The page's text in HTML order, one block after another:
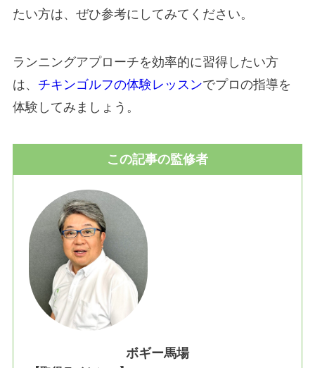
たい方は、ぜひ参考にしてみてください。
ランニングアプローチを効率的に習得したい方
は、 チキンゴルフの体験レッスンでプロの指導を
体験してみましょう。
この記事の監修者
ボギー馬場